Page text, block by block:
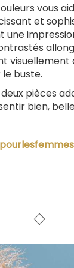
vous
et
une
buste.
pièces
bien,